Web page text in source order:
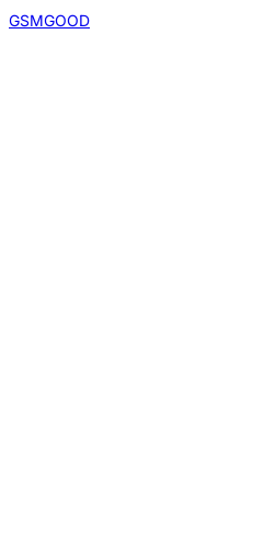
GSMGOOD